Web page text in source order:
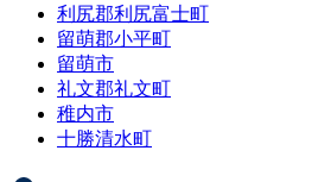
利尻郡利尻富士町
留萌郡小平町
留萌市
礼文郡礼文町
稚内市
十勝清水町